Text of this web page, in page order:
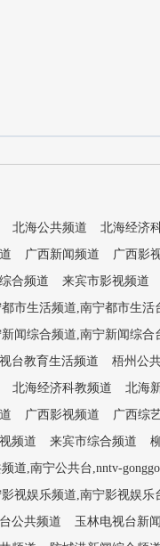
北海公共频道 北海经济
广西新闻频道 广西影
合频道 来宾市影视频道
市生活频道,南宁都市生活
闻综合频道,南宁新闻综合
台教育生活频道 梧州公
北海经济科教频道 北海
广西影视频道 广西综
频道 来宾市综合频道
道,南宁公共台,nntv-
视娱乐频道,南宁影视娱乐
公共频道 玉林电视台新